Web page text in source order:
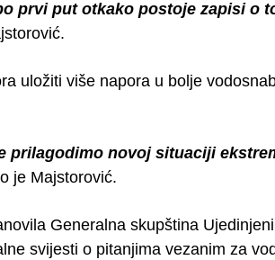
prvi put otkako postoje zapisi o
uložiti više napora u bolje
prilagodimo novoj situaciji
je Majstorović.
Generalna skupština
svijesti o pitanjima vezanim za